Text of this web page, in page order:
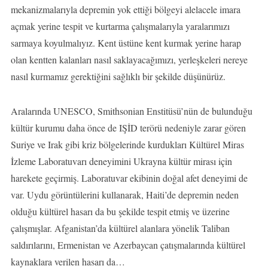
mekanizmalarıyla depremin yok ettiği bölgeyi alelacele imara
açmak yerine tespit ve kurtarma çalışmalarıyla yaralarımızı
sarmaya koyulmalıyız. Kent üstüne kent kurmak yerine harap
olan kentten kalanları nasıl saklayacağımızı, yerleşkeleri nereye
nasıl kurmamız gerektiğini sağlıklı bir şekilde düşünürüz.
Aralarında UNESCO, Smithsonian Enstitüsü’nün de bulunduğu
kültür kurumu daha önce de IŞİD terörü nedeniyle zarar gören
Suriye ve Irak gibi kriz bölgelerinde kurdukları Kültürel Miras
İzleme Laboratuvarı deneyimini Ukrayna kültür mirası için
harekete geçirmiş. Laboratuvar ekibinin doğal afet deneyimi de
var. Uydu görüntülerini kullanarak, Haiti’de depremin neden
olduğu kültürel hasarı da bu şekilde tespit etmiş ve üzerine
çalışmışlar. Afganistan’da kültürel alanlara yönelik Taliban
saldırılarını, Ermenistan ve Azerbaycan çatışmalarında kültürel
kaynaklara verilen hasarı da…